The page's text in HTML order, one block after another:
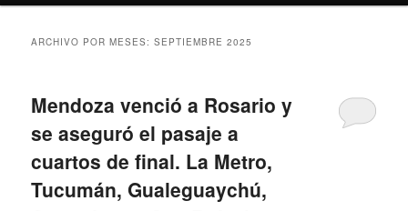
ARCHIVO POR MESES:SEPTIEMBRE 2025
Mendoza venció a Rosario y
se aseguró el pasaje a
cuartos de final. La Metro,
Tucumán, Gualeguaychú,